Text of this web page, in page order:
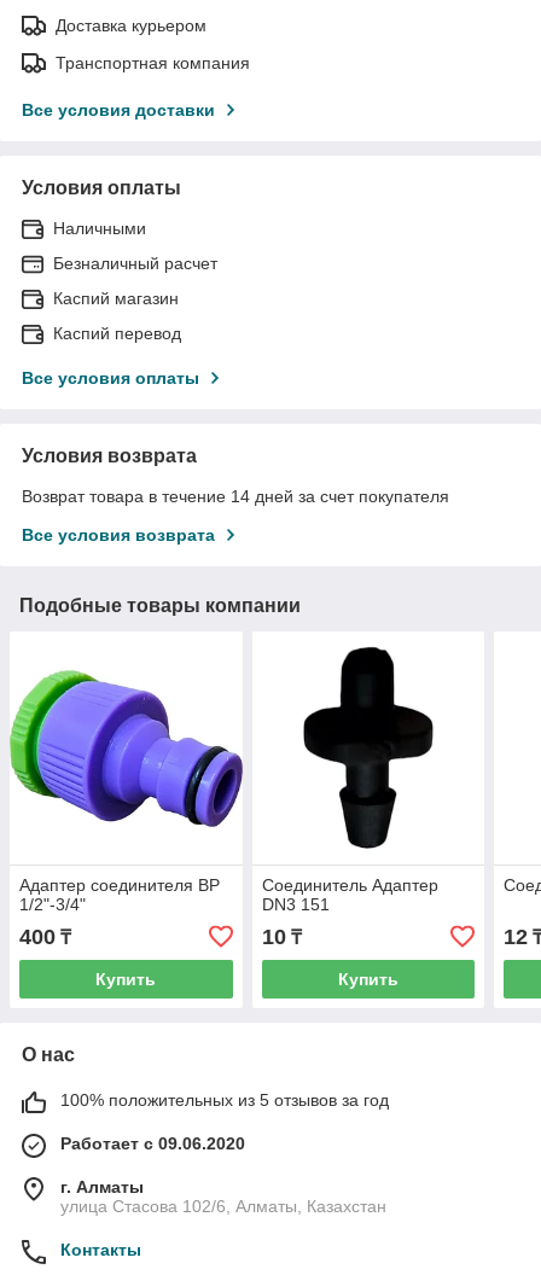
Доставка курьером
Транспортная компания
Все условия доставки
Условия оплаты
Наличными
Безналичный расчет
Каспий магазин
Каспий перевод
Все условия оплаты
Условия возврата
Возврат товара в течение 14 дней за счет покупателя
Все условия возврата
Подобные товары компании
Адаптер соединителя ВР
1/2"-3/4"
400 ₸
Купить
Соединитель Адаптер
DN3 151
10₸
Купить
12
О нас
100% положительных из 5 отзывов за год
Работает с 09.06.2020
г. Алматы
улица Стасова 102/6, Алматы, Казахстан
Контакты